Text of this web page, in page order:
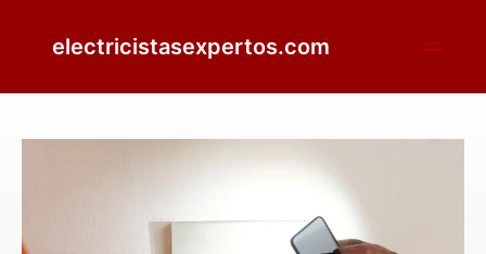
electricistasexpertos.com